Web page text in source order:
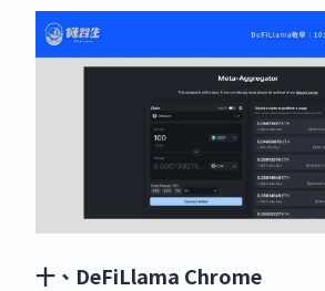
十、DeFiLlama Chrome